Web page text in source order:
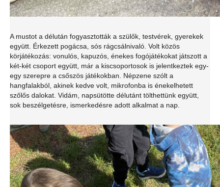
A mustot a délután fogyasztották a szülők, testvérek, gyerekek
együtt. Érkezett pogácsa, sós rágcsálnivaló. Volt közös
körjátékozás: vonulós, kapuzós, énekes fogójátékokat játszott a
két-két csoport együtt, már a kiscsoportosok is jelentkeztek egy-
egy szerepre a csőszös játékokban. Népzene szólt a
hangfalakból, akinek kedve volt, mikrofonba is énekelhetett
szőlős dalokat. Vidám, napsütötte délutánt tölthettünk együtt,
sok beszélgetésre, ismerkedésre adott alkalmat a nap.